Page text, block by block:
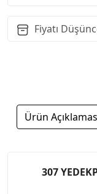
Fiyatı
Ürün
307